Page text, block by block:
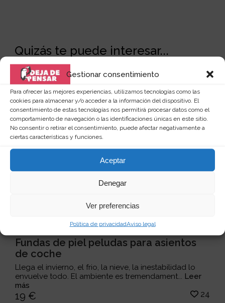
Gestionar consentimiento
Para ofrecer las mejores experiencias, utilizamos tecnologías como las
cookies para almacenar y/o acceder a la información del dispositivo. El
consentimiento de estas tecnologías nos permitirá procesar datos como el
comportamiento de navegación o las identificaciones únicas en este sitio.
No consentir o retirar el consentimiento, puede afectar negativamente a
ciertas características y funciones.
Aceptar
Denegar
Ver preferencias
Política de privacidadAviso legal
Quizás te puede interesar...
Fundas de piel peludas para asientos
de coche
Llega el invierno, el frio, la nieve, la inestabilidad lo
envuelve todo. El ambiente es tremendament... Leer
más
19 € 24